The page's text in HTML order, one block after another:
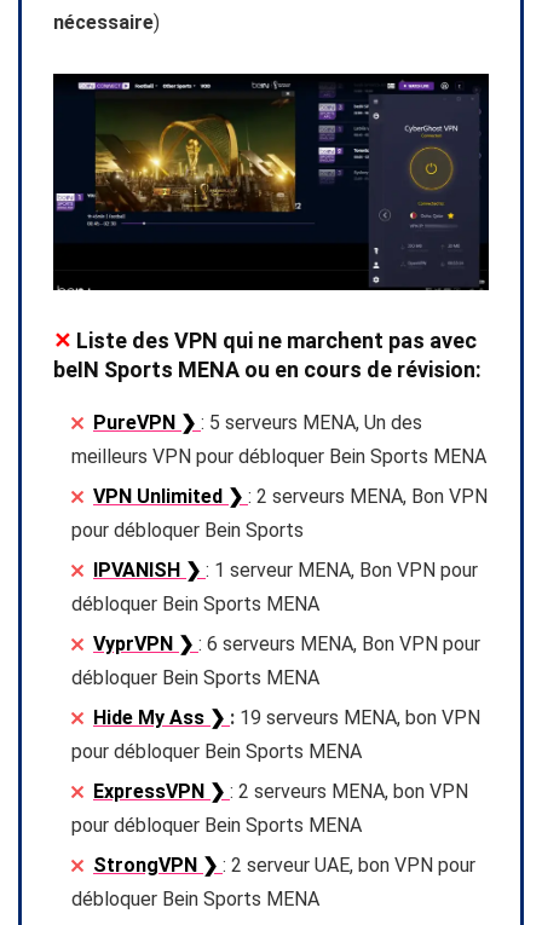
nécessaire)
✕ Liste des VPN qui ne marchent pas avec
beIN Sports MENA ou en cours de révision:
PureVPN ❯ : 5 serveurs MENA, Un des
meilleurs VPN pour débloquer Bein Sports MENA
VPN Unlimited ❯ : 2 serveurs MENA, Bon VPN
pour débloquer Bein Sports
IPVANISH ❯ : 1 serveur MENA, Bon VPN pour
débloquer Bein Sports MENA
VyprVPN ❯ : 6 serveurs MENA, Bon VPN pour
débloquer Bein Sports MENA
Hide My Ass ❯ : 19 serveurs MENA, bon VPN
pour débloquer Bein Sports MENA
ExpressVPN ❯ : 2 serveurs MENA, bon VPN
pour débloquer Bein Sports MENA
StrongVPN ❯ : 2 serveur UAE, bon VPN pour
débloquer Bein Sports MENA